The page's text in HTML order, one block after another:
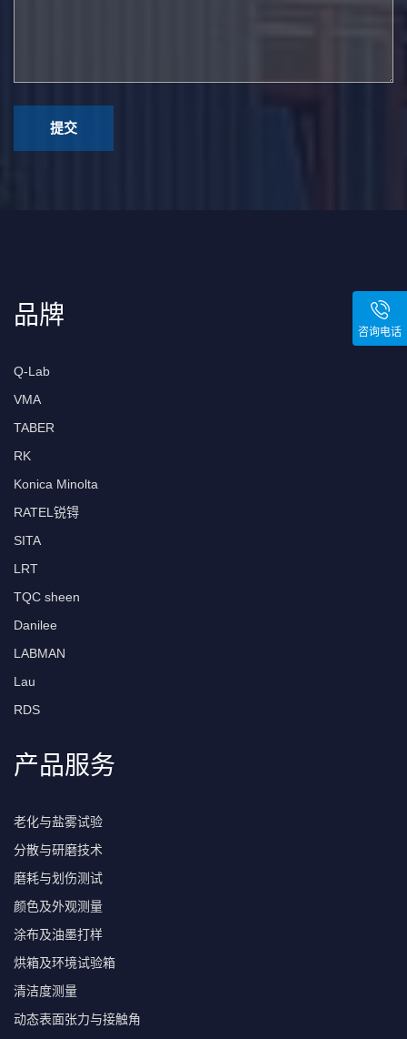
品牌
Q-Lab
VMA
TABER
RK
Konica Minolta
RATEL锐锝
SITA
LRT
TQC sheen
Danilee
LABMAN
Lau
RDS
产品服务
老化与盐雾试验
分散与研磨技术
磨耗与划伤测试
颜色及外观测量
涂布及油墨打样
烘箱及环境试验箱
清洁度测量
动态表面张力与接触角
咨询电话